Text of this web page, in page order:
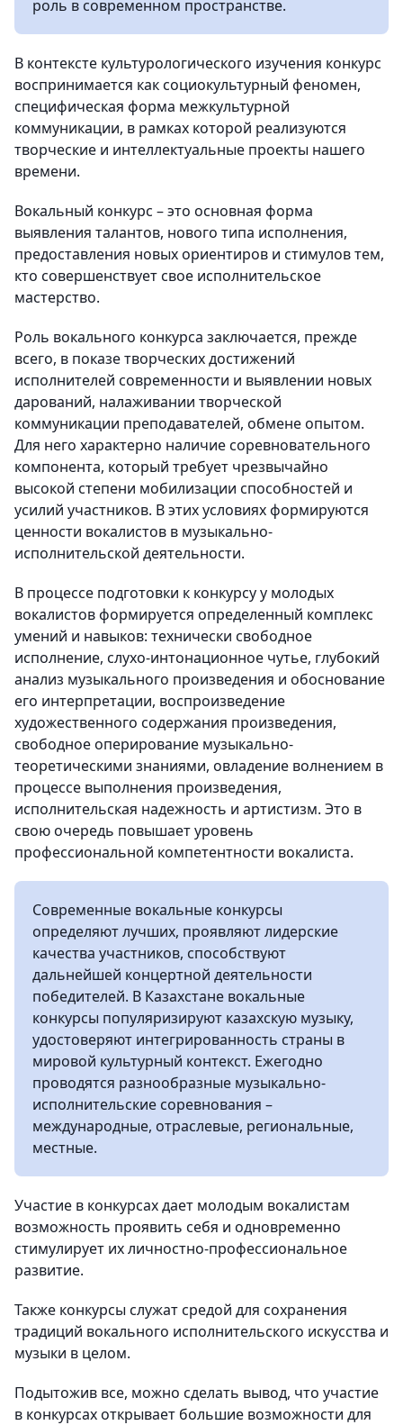
роль в современном пространстве.
В контексте культурологического изучения конкурс
воспринимается как социокультурный феномен,
специфическая форма межкультурной
коммуникации, в рамках которой реализуются
творческие и интеллектуальные проекты нашего
времени.
Вокальный конкурс – это основная форма
выявления талантов, нового типа исполнения,
предоставления новых ориентиров и стимулов тем,
кто совершенствует свое исполнительское
мастерство.
Роль вокального конкурса заключается, прежде
всего, в показе творческих достижений
исполнителей современности и выявлении новых
дарований, налаживании творческой
коммуникации преподавателей, обмене опытом.
Для него характерно наличие соревновательного
компонента, который требует чрезвычайно
высокой степени мобилизации способностей и
усилий участников. В этих условиях формируются
ценности вокалистов в музыкально-
исполнительской деятельности.
В процессе подготовки к конкурсу у молодых
вокалистов формируется определенный комплекс
умений и навыков: технически свободное
исполнение, слухо-интонационное чутье, глубокий
анализ музыкального произведения и обоснование
его интерпретации, воспроизведение
художественного содержания произведения,
свободное оперирование музыкально-
теоретическими знаниями, овладение волнением в
процессе выполнения произведения,
исполнительская надежность и артистизм. Это в
свою очередь повышает уровень
профессиональной компетентности вокалиста.
Современные вокальные конкурсы
определяют лучших, проявляют лидерские
качества участников, способствуют
дальнейшей концертной деятельности
победителей. В Казахстане вокальные
конкурсы популяризируют казахскую музыку,
удостоверяют интегрированность страны в
мировой культурный контекст. Ежегодно
проводятся разнообразные музыкально-
исполнительские соревнования –
международные, отраслевые, региональные,
местные.
Участие в конкурсах дает молодым вокалистам
возможность проявить себя и одновременно
стимулирует их личностно-профессиональное
развитие.
Также конкурсы служат средой для сохранения
традиций вокального исполнительского искусства и
музыки в целом.
Подытожив все, можно сделать вывод, что участие
в конкурсах открывает большие возможности для